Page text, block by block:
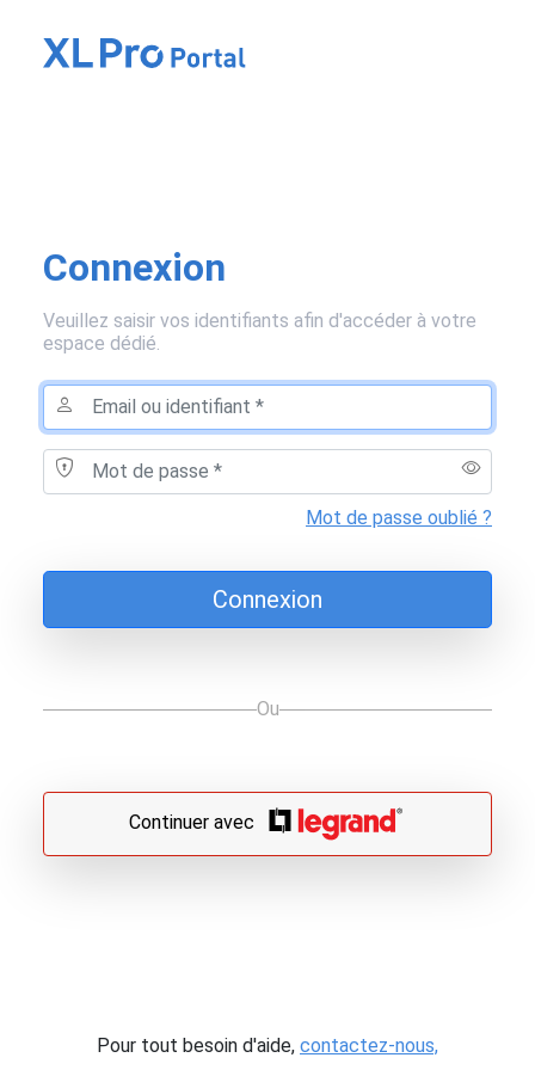
Connexion
Veuillez saisir vos identifiants afin d'accéder à votre
espace dédié.
Mot de passe oublié ?
Connexion
Ou
Continuer avec
Pour tout besoin d'aide, contactez-nous,